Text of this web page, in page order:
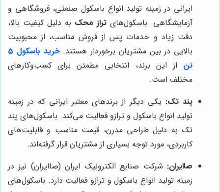
ایرانی در زمینه تولید انواع باسکول صنعتی، فروشگاهی و
آزمایشگاهی. باسکول‌های تراز محک به دلیل کیفیت بالا،
دقت زیاد و خدمات پس از فروش مناسب، از محبوبیت
بالایی در بین مشتریان برخوردار هستند.
خرید باسکول 5
تن از این برند، انتخابی مطمئن برای کسب‌وکارهای
مختلف است.
پند تک: یکی دیگر از برندهای معتبر ایرانی که در زمینه
تولید انواع باسکول و ترازو فعالیت می‌کند. باسکول‌های پند
تک به دلیل طراحی مدرن، قیمت مناسب و قابلیت‌های
کاربردی، مورد توجه بسیاری از مشتریان قرار گرفته‌اند.
صاایران: شرکت صنایع الکترونیک ایران (صاایران) نیز در
زمینه تولید انواع باسکول و ترازو فعالیت دارد. باسکول‌های